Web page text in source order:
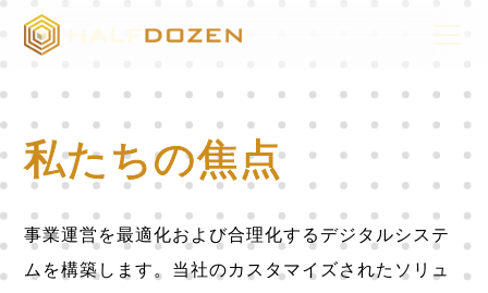
私たちの焦点
事業運営を最適化および合理化するデジタルシステ
ムを構築します。当社のカスタマイズされたソリュ